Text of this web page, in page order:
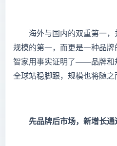
海外与国内的双重第一，
规模的第一，而更是一种品
智家用事实证明了——品牌和
全球站稳脚跟，规模也将随之
先品牌后市场，新增长通